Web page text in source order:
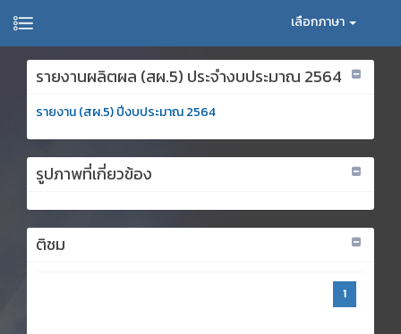
เลือกภาษา
รายงานผลิตผล (สผ.5) ประจำงบประมาณ 2564
รายงาน (สผ.5) ปีงบประมาณ 2564
รูปภาพที่เกี่ยวข้อง
ติชม
1